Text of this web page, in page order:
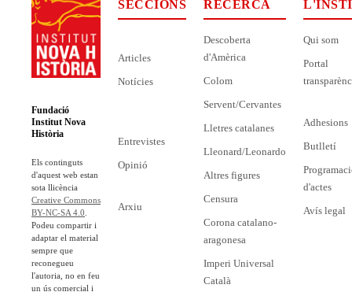
Fundació
Institut Nova
Història
Els continguts
d'aquest web estan
sota llicència
Creative Commons
BY-NC-SA 4.0
Podeu compartir i
adaptar el material
sempre que
reconegueu
l'autoria, no en feu
un ús comercial i
SECCIONS
Articles
Notícies
Entrevistes
Opinió
Arxiu
RECERCA
Descoberta
d'Amèrica
Colom
Servent/Cervantes
Lletres catalanes
Lleonard/Leonardo
Altres figures
Censura
Corona catalano-
aragonesa
Imperi Universal
Català
Qui som
Portal
Adhesions
Butlletí
d'actes
Avís legal